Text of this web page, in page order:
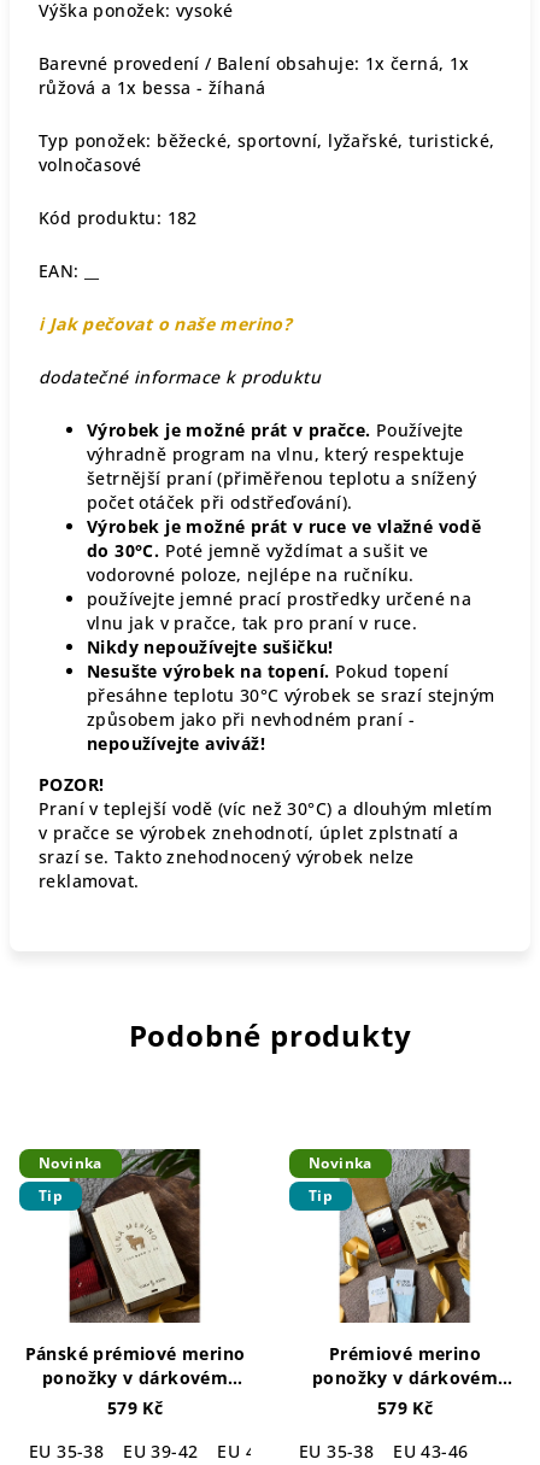
Výška ponožek: vysoké
Barevné provedení / Balení obsahuje: 1x černá, 1x
růžová a 1x bessa - žíhaná
Typ ponožek: běžecké, sportovní, lyžařské, turistické,
volnočasové
Kód produktu: 182
EAN: __
ℹ️ Jak pečovat o naše merino?
dodatečné informace k produktu
Výrobek je možné prát v pračce. Používejte
výhradně program na vlnu, který respektuje
šetrnější praní (přiměřenou teplotu a snížený
počet otáček při odstřeďování).
Výrobek je možné prát v ruce ve vlažné vodě
do 30°C. Poté jemně vyždímat a sušit ve
vodorovné poloze, nejlépe na ručníku.
používejte jemné prací prostředky určené na
vlnu jak v pračce, tak pro praní v ruce.
Nikdy nepoužívejte sušičku!
Nesušte výrobek na topení. Pokud topení
přesáhne teplotu 30°C výrobek se srazí stejným
způsobem jako při nevhodném praní -
nepoužívejte aviváž!
POZOR!
Praní v teplejší vodě (víc než 30°C) a dlouhým mletím
v pračce se výrobek znehodnotí, úplet zplstnatí a
srazí se. Takto znehodnocený výrobek nelze
reklamovat.
Podobné produkty
Novinka
Tip
Pánské prémiové merino
ponožky v dárkovém
balení (3 páry)
3-pack
579 Kč
EU 35-38
EU 39-42
EU 43-46
Novinka
Tip
Prémiové merino
ponožky v dárkovém
balení (3 páry/Unisex)
Unisex 3-pack
579 Kč
EU 35-38
EU 43-46